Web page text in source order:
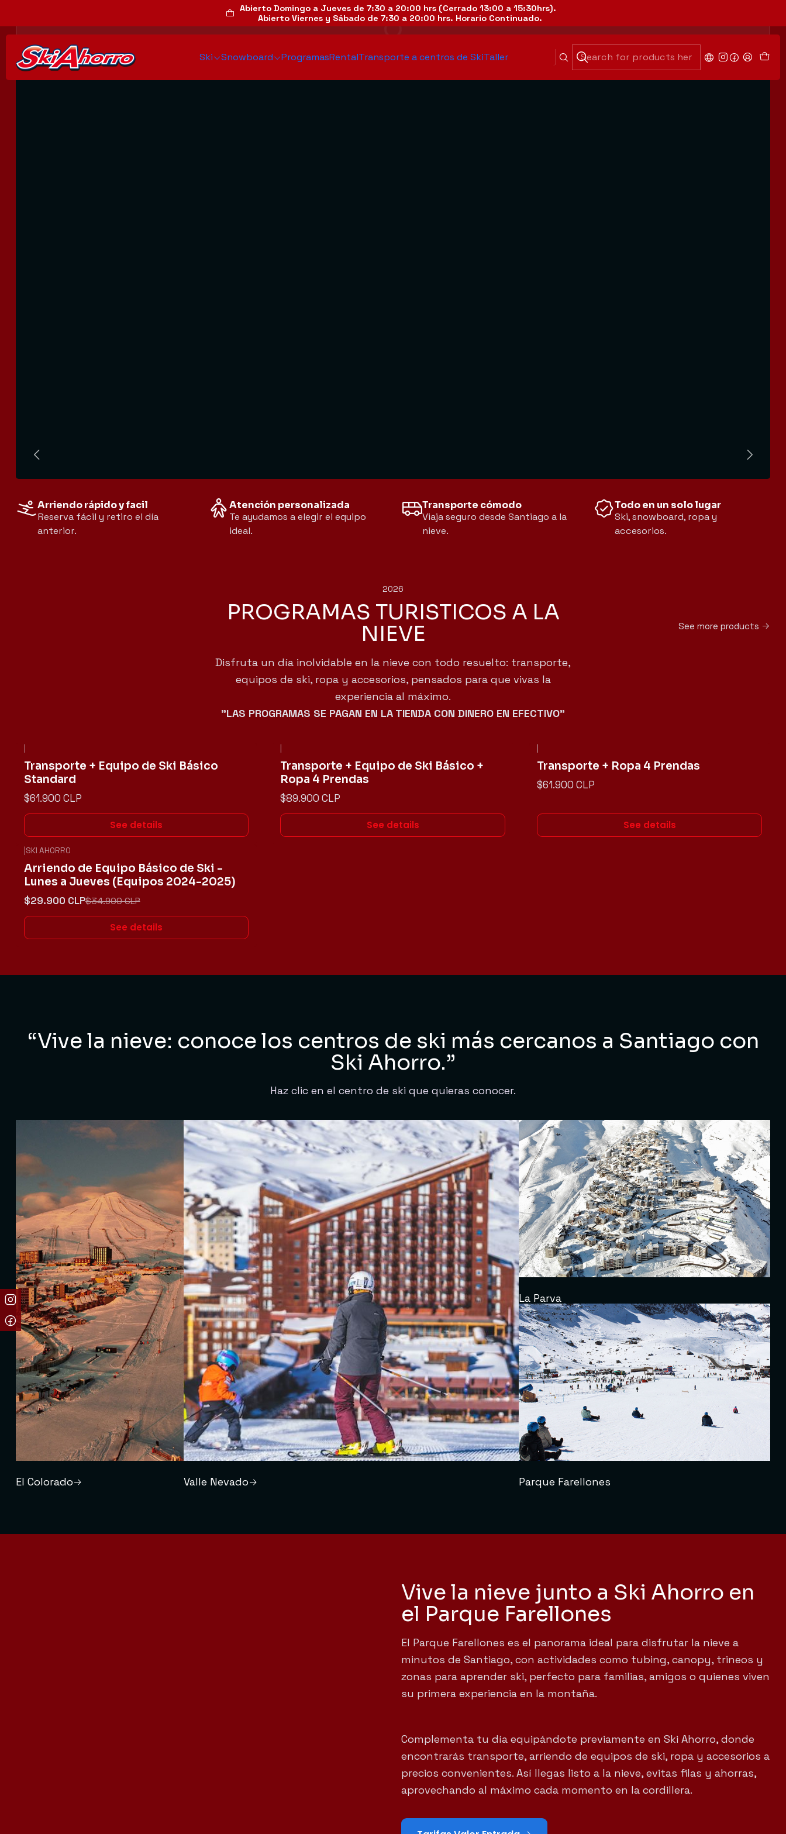
Ski Snowboard ProgramasRentalTransporte a centros de SkiTaller
Abierto Domingo a Jueves de 7:30 a 20:00 hrs (Cerrado 13:00 a 15:30hrs).
Abierto Viernes y Sábado de 7:30 a 20:00 hrs. Horario Continuado.
Arriendo rápido y facil
Reserva fácil y retiro el día
anterior.
Atención personalizada
Te ayudamos a elegir el equipo
ideal.
Transporte cómodo
Viaja seguro desde Santiago a la
nieve.
Todo en un solo lugar
Ski, snowboard, ropa y
accesorios.
2026
PROGRAMAS TURISTICOS A LA
NIEVE
Disfruta un día inolvidable en la nieve con todo resuelto: transporte,
equipos de ski, ropa y accesorios, pensados para que vivas la
experiencia al máximo.
"LAS PROGRAMAS SE PAGAN EN LA TIENDA CON DINERO EN EFECTIVO"
See more products
Transporte + Equipo de Ski Básico
Standard
$61.900 CLP
See details
Transporte + Equipo de Ski Básico +
Ropa 4 Prendas
$89.900 CLP
See details
Transporte + Ropa 4 Prendas
$61.900 CLP
See details
Not available
SKI AHORRO
Arriendo de Equipo Básico de Ski -
Lunes a Jueves (Equipos 2024-2025)
$29.900 CLP$34.900 CLP
See details
“Vive la nieve: conoce los centros de ski más cercanos a Santiago con
Ski Ahorro.”
Haz clic en el centro de ski que quieras conocer.
El Colorado Valle Nevado
La Parva
Parque Farellones
Vive la nieve junto a Ski Ahorro en
el Parque Farellones
El Parque Farellones es el panorama ideal para disfrutar la nieve a
minutos de Santiago, con actividades como tubing, canopy, trineos y
zonas para aprender ski, perfecto para familias, amigos o quienes viven
su primera experiencia en la montaña.
Complementa tu día equipándote previamente en Ski Ahorro, donde
encontrarás transporte, arriendo de equipos de ski, ropa y accesorios a
precios convenientes. Así llegas listo a la nieve, evitas filas y ahorras,
aprovechando al máximo cada momento en la cordillera.